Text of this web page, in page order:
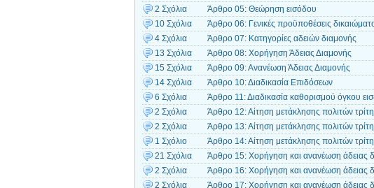
2 Σχόλια
Άρθρο 05: Θεώρηση εισόδου
10 Σχόλια
Άρθρο 06: Γενικές προϋποθέσεις
4 Σχόλια
Άρθρο 07: Κατηγορίες αδειών διαμονής
13 Σχόλια
Άρθρο 08: Χορήγηση Άδειας Διαμονής
15 Σχόλια
Άρθρο 09: Ανανέωση Άδειας Διαμονής
14 Σχόλια
Άρθρο 10: Διαδικασία Επιδόσεων
6 Σχόλια
Άρθρο 11: Διαδικασία καθορισμού όγκου
2 Σχόλια
Άρθρο 12: Αίτηση μετάκλησης πολιτών
2 Σχόλια
Άρθρο 13: Αίτηση μετάκλησης πολιτών
1 Σχόλιο
Άρθρο 14: Αίτηση μετάκλησης πολιτών
21 Σχόλια
Άρθρο 15: Χορήγηση και ανανέωση άδειας
2 Σχόλια
Άρθρο 16: Χορήγηση και ανανέωση άδειας
2 Σχόλια
Άρθρο 17: Χορήγηση και ανανέωση άδειας